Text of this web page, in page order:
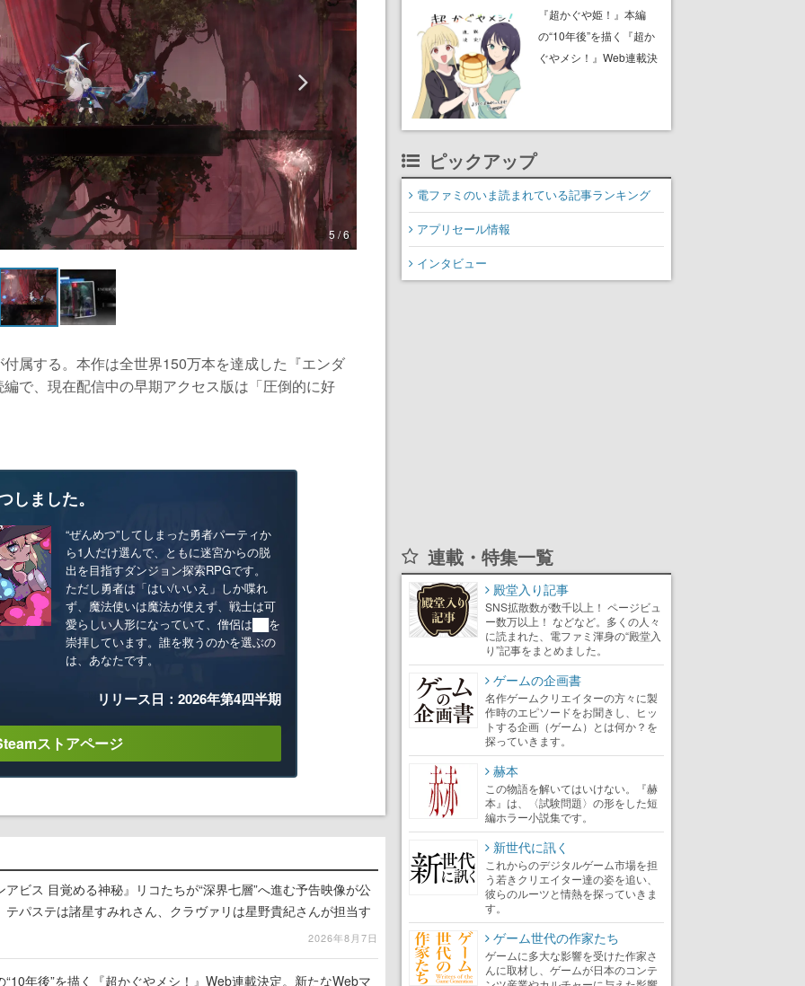
5 / 6
属する。本作は全世界150万本を達成した『エンダ
で、現在配信中の早期アクセス版は「圧倒的に好
しました。
“ぜんめつ”してしまった勇者パーティか
ら1人だけ選んで、ともに迷宮からの脱
出を目指すダンジョン探索RPGです。
ただし勇者は「はい/いいえ」しか喋れ
ず、魔法使いは魔法が使えず、戦士は可
愛らしい人形になっていて、僧侶は██を
崇拝しています。誰を救うのかを選ぶの
は、あなたです。
リリース日：2026年第4四半期
ストアページ
ビス 目覚める神秘』リコたちが“深界七層”へ進む予告映像が公
パステは諸星すみれさん、クラヴァリは星野貴紀さんが担当す
2026年8月7日
年後”を描く『超かぐやメシ！』Web連載決定。新たなWebマ
ストも発表、テパステは
諸星すみれさん、クラヴ
ァリは星野貴紀さんが担
『超かぐや姫！』本編
の“10年後”を描く『超か
ぐやメシ！』Web連載決
ピックアップ
電ファミのいま読まれている記事ランキング
アプリセール情報
インタビュー
連載・特集一覧
殿堂入り記事
SNS拡散数が数千以上！ ページビュ
ー数万以上！ などなど。多くの人々
に読まれた、電ファミ渾身の“殿堂入
り”記事をまとめました。
ゲームの企画書
名作ゲームクリエイターの方々に製
作時のエピソードをお聞きし、ヒッ
トする企画（ゲーム）とは何か？を
探っていきます。
赫本
この物語を解いてはいけない。『赫
本』は、〈試験問題〉の形をした短
編ホラー小説集です。
新世代に訊く
これからのデジタルゲーム市場を担
う若きクリエイター達の姿を追い、
彼らのルーツと情熱を探っていきま
す。
ゲーム世代の作家たち
ゲームに多大な影響を受けた作家さ
んに取材し、ゲームが日本のコンテ